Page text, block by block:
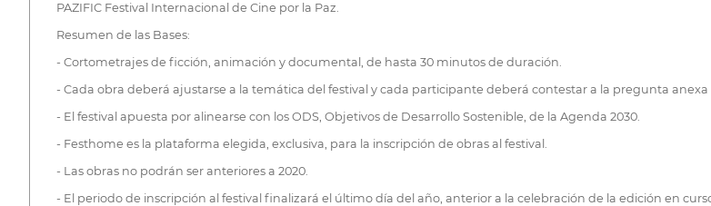
PAZIFIC Festival Internacional de Cine por la Paz.
Resumen de las Bases:
- Cortometrajes de ficción, animación y documental, de hasta 30 minutos de duración.
- Cada obra deberá ajustarse a la temática del festival y cada participante deberá contestar a la pregunta
- El festival apuesta por alinearse con los ODS, Objetivos de Desarrollo Sostenible, de la Agenda 2030.
- Festhome es la plataforma elegida, exclusiva, para la inscripción de obras al festival.
- Las obras no podrán ser anteriores a 2020.
- El periodo de inscripción al festival finalizará el último día del año, anterior a la celebración de la edición en